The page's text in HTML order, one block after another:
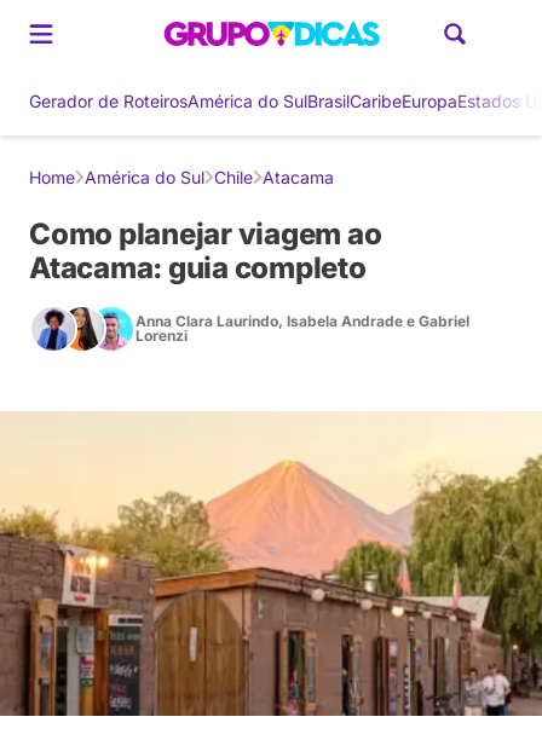
Gerador de RoteirosAmérica do SulBrasilCaribeEuropaEstados
Home América do Sul Chile Atacama
Como planejar viagem ao
Atacama: guia completo
Anna Clara Laurindo, Isabela Andrade e Gabriel
Lorenzi